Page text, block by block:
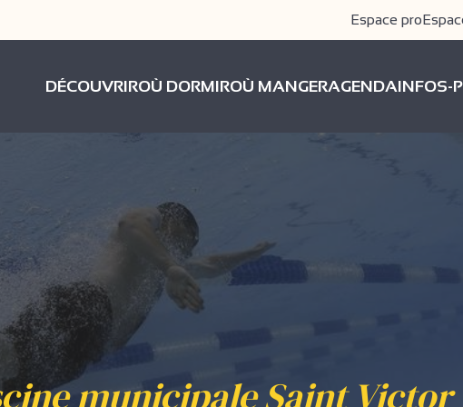
Espace pro
DÉCOUVRIROÙ DORMIROÙ MANGERAGENDAINFOS-
municipale Saint Victor